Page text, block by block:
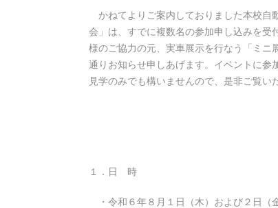
かねてよりご案内しておりました本校自
会」は、すでに複数名の参加申し込みを受
様のご協力の元、実車展示を行なう「ミニ
通りお知らせ申しあげます。イベントに参
見学のみでも構いませんので、是非ご覧い
１．日 時
・令和６年８月１日（木）および２日